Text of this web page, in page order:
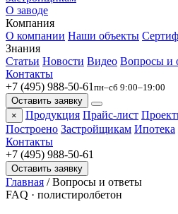
О заводе
Компания
О компании Наши объекты
Знания
Статьи Новости Видео Вопросы и
Контакты
+7 (495) 988-50-61 пн–сб 9:00–19:00
Оставить заявку
×
Продукция Прайс-лист
Построено Застройщикам Ипотека
Контакты
+7 (495) 988-50-61
Оставить заявку
Главная / Вопросы и ответы
FAQ · полистиролбетон